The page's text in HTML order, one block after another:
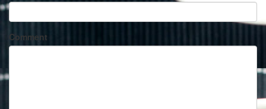
Comment